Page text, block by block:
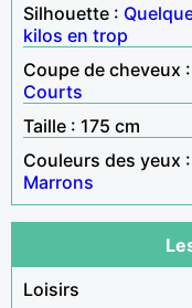
Silhouette :
kilos en trop
Coupe de cheveux :
Courts
Taille : 175 cm
Couleurs des yeux :
Marrons
Loisirs